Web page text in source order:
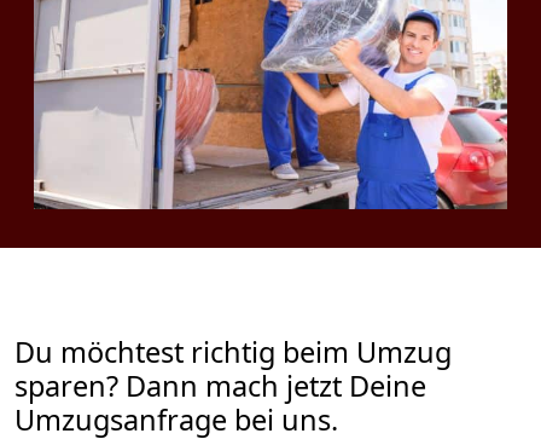
Du möchtest richtig beim Umzug
sparen? Dann mach jetzt Deine
Umzugsanfrage bei uns.